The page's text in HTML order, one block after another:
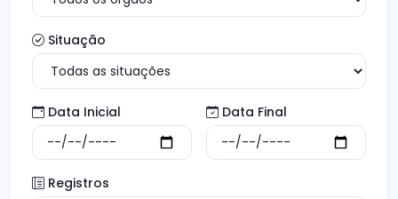
Situação
Data Inicial Data Final
Registros